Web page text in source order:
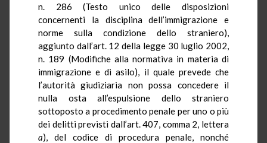
n. 286 (Testo unico delle disposizioni
concernenti la disciplina dell’immigrazione e
norme sulla condizione dello straniero),
aggiunto dall’art. 12 della legge 30 luglio 2002,
n. 189 (Modifiche alla normativa in materia di
immigrazione e di asilo), il quale prevede che
l’autorità giudiziaria non possa concedere il
nulla osta all’espulsione dello straniero
sottoposto a procedimento penale per uno o più
dei delitti previsti dall’art. 407, comma 2, lettera
a), del codice di procedura penale, nonché